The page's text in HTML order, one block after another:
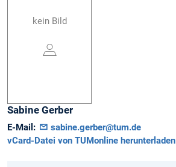
kein Bild
Sabine Gerber
E-Mail:
sabine.gerber@tum.de
vCard-Datei von TUMonline herunterladen